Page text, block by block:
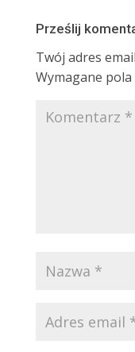
Prześlij
Twój adres
Wymagane